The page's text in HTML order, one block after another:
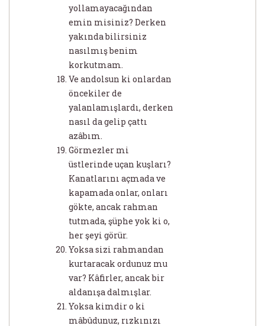
yollamayacağından
emin misiniz? Derken
yakında bilirsiniz
nasılmış benim
korkutmam.
Ve andolsun ki onlardan
öncekiler de
yalanlamışlardı, derken
nasıl da gelip çattı
azâbım.
Görmezler mi
üstlerinde uçan kuşları?
Kanatlarını açmada ve
kapamada onlar, onları
gökte, ancak rahman
tutmada, şüphe yok ki o,
her şeyi görür.
Yoksa sizi rahmandan
kurtaracak ordunuz mu
var? Kâfirler, ancak bir
aldanışa dalmışlar.
Yoksa kimdir o ki
mâbûdunuz, rızkınızı